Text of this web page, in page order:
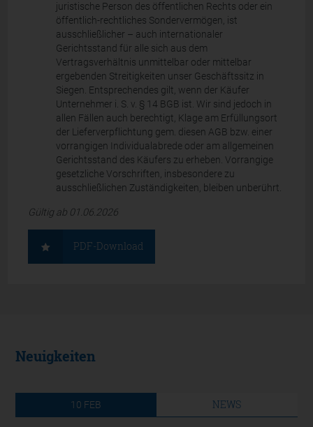
juristische Person des öffentlichen Rechts oder ein
öffentlich-rechtliches Sondervermögen, ist
ausschließlicher – auch internationaler
Gerichtsstand für alle sich aus dem
Vertragsverhältnis unmittelbar oder mittelbar
ergebenden Streitigkeiten unser Geschäftssitz in
Siegen. Entsprechendes gilt, wenn der Käufer
Unternehmer i. S. v. § 14 BGB ist. Wir sind jedoch in
allen Fällen auch berechtigt, Klage am Erfüllungsort
der Lieferverpflichtung gem. diesen AGB bzw. einer
vorrangigen Individualabrede oder am allgemeinen
Gerichtsstand des Käufers zu erheben. Vorrangige
gesetzliche Vorschriften, insbesondere zu
ausschließlichen Zuständigkeiten, bleiben unberührt.
Gültig ab 01.06.2026
PDF-Download
Neuigkeiten
10 FEB NEWS